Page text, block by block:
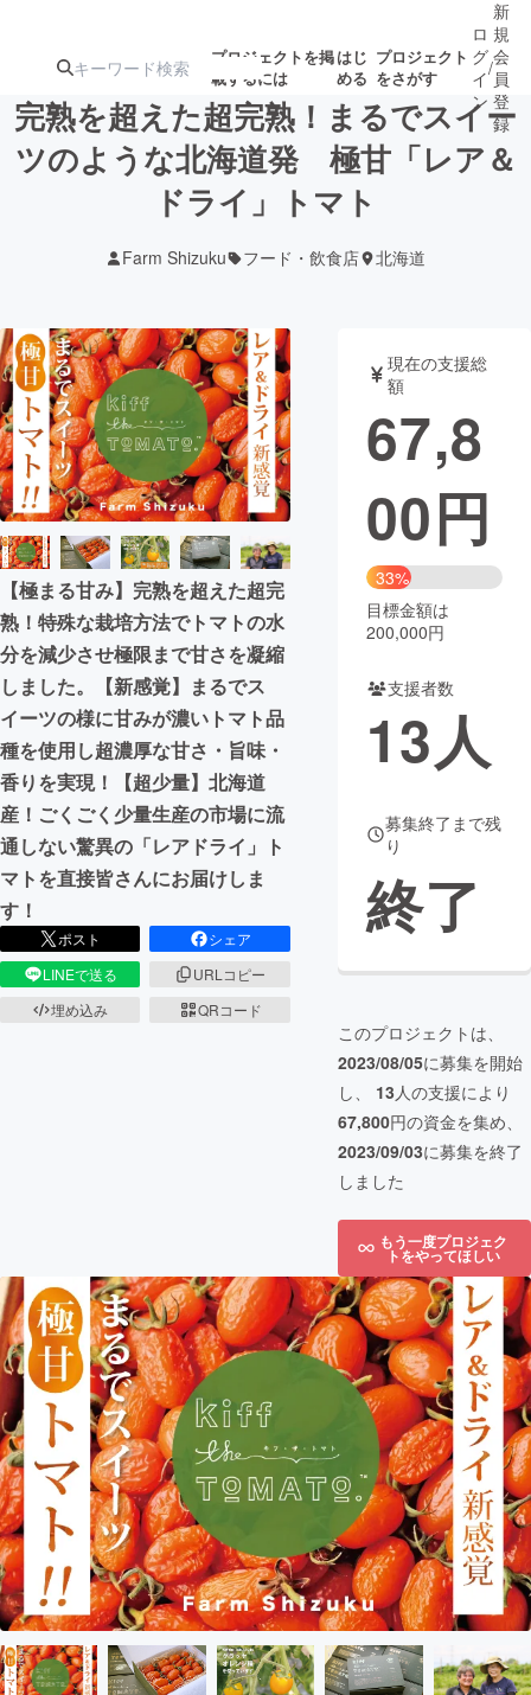
プロジェクトを掲
載するには
はじ
める
プロジェクト
をさがす
注目の新着プロ
募集終了が近いプ
テクノロジー・ガジェット
映像・映画 書籍・雑誌
ビジネス・起業 チャレンジ
まちづくり・地域活性化
CAMPFIRE for Social Good
CAMPFIRE Creation
CAMPFIREふるさと納税
コミュニティ
ロ
グ
イ
ン
/
新
規
会
員
登
録
完熟を超えた超完熟！まるでスイー
ツのような北海道発 極甘「レア＆
ドライ」トマト
Farm Shizuku フード・飲食店 北海道
【極まる甘み】完熟を超えた超完
熟！特殊な栽培方法でトマトの水
分を減少させ極限まで甘さを凝縮
しました。【新感覚】まるでス
イーツの様に甘みが濃いトマト品
種を使用し超濃厚な甘さ・旨味・
香りを実現！【超少量】北海道
産！ごくごく少量生産の市場に流
通しない驚異の「レアドライ」ト
マトを直接皆さんにお届けしま
す！
ポスト
シェア
LINEで送る
URLコピー
埋め込み
QRコード
現在の支援総
額
67,8
00円
33%
目標金額は
200,000円
支援者数
13人
募集終了まで残
り
終了
このプロジェクトは、
2023/08/05に募集を開始
し、 13人の支援により
67,800円の資金を集め、
2023/09/03に募集を終了
しました
もう一度プロジェク
トをやってほしい